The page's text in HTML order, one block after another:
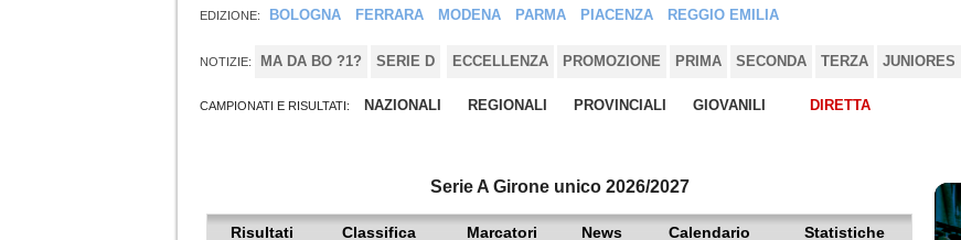
EDIZIONE: BOLOGNA FERRARA MODENA PARMA PIACENZA REGGIO EMILIA
NOTIZIE: MA DA BO ?1? SERIE D ECCELLENZA PROMOZIONE PRIMA SECONDA TERZA JUNIORES
CAMPIONATI E RISULTATI: NAZIONALI REGIONALI PROVINCIALI GIOVANILI DIRETTA
Serie A Girone unico 2026/2027
Risultati Classifica Marcatori News Calendario Statistiche